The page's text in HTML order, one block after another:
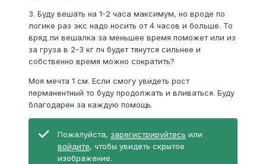
3. Буду вешать на 1-2 часа максимум, но вроде по
логике раз экс надо носить от 4 часов и больше. То
вряд ли вешалка за меньшее время поможет или из
за груза в 2-3 кг пч будет тянутся сильнее и
собственно время можно сократить?
Моя мечта 1 см. Если смогу увидеть рост
перманентный то буду продолжать и вливаться. Буду
благодарен за каждую помощь.
Пожалуйста, зарегистрируйтесь или
войдите, чтобы увидеть скрытое
изображение.